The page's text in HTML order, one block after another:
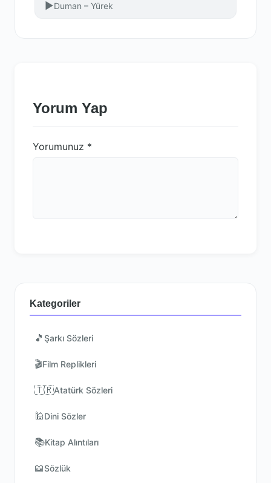
▶Duman – Yürek
Yorum Yap
Yorumunuz *
Kategoriler
🎵 Şarkı Sözleri
🎬Film Replikleri
🇹🇷Atatürk Sözleri
🕌Dini Sözler
📚Kitap Alıntıları
📖Sözlük